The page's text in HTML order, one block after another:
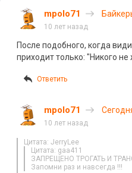
mpolo71
10 лет назад
После подобного, когда
приходит только: "Никого не
Ответить
mpolo71
10 лет назад
Цитата: JerryLee
Цитата: gaa411
ЗАПРЕЩЕНО ТРОГАТЬ И
Запомни раз и навсегда !!!